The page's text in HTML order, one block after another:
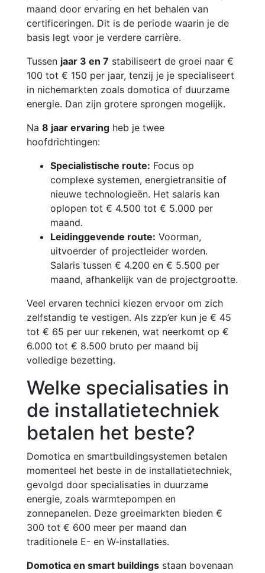
maand door ervaring en het behalen van
certificeringen. Dit is de periode waarin je de
basis legt voor je verdere carrière.
Tussen jaar 3 en 7 stabiliseert de groei naar €
100 tot € 150 per jaar, tenzij je je specialiseert
in nichemarkten zoals domotica of duurzame
energie. Dan zijn grotere sprongen mogelijk.
Na 8 jaar ervaring heb je twee
hoofdrichtingen:
Specialistische route: Focus op
complexe systemen, energietransitie of
nieuwe technologieën. Het salaris kan
oplopen tot € 4.500 tot € 5.000 per
maand.
Leidinggevende route: Voorman,
uitvoerder of projectleider worden.
Salaris tussen € 4.200 en € 5.500 per
maand, afhankelijk van de projectgrootte.
Veel ervaren technici kiezen ervoor om zich
zelfstandig te vestigen. Als zzp’er kun je € 45
tot € 65 per uur rekenen, wat neerkomt op €
6.000 tot € 8.500 bruto per maand bij
volledige bezetting.
Welke specialisaties in
de installatietechniek
betalen het beste?
Domotica en smartbuildingsystemen betalen
momenteel het beste in de installatietechniek,
gevolgd door specialisaties in duurzame
energie, zoals warmtepompen en
zonnepanelen. Deze groeimarkten bieden €
300 tot € 600 meer per maand dan
traditionele E- en W-installaties.
Domotica en smart buildings staan bovenaan